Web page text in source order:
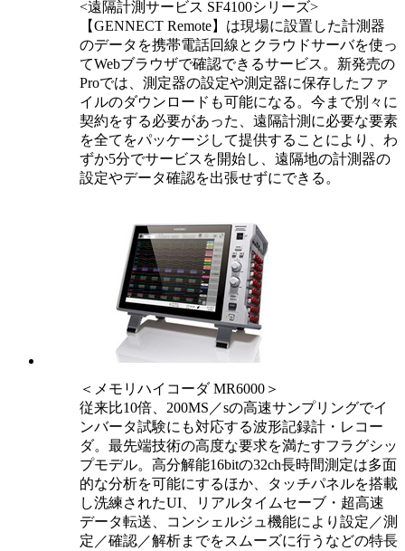
<遠隔計測サービス SF4100シリーズ>
【GENNECT Remote】は現場に設置した計測器
のデータを携帯電話回線とクラウドサーバを使っ
てWebブラウザで確認できるサービス。新発売の
Proでは、測定器の設定や測定器に保存したファ
イルのダウンロードも可能になる。今まで別々に
契約をする必要があった、遠隔計測に必要な要素
を全てをパッケージして提供することにより、わ
ずか5分でサービスを開始し、遠隔地の計測器の
設定やデータ確認を出張せずにできる。
＜メモリハイコーダ MR6000＞
従来比10倍、200MS／sの高速サンプリングでイ
ンバータ試験にも対応する波形記録計・レコー
ダ。最先端技術の高度な要求を満たすフラグシッ
プモデル。高分解能16bitの32ch長時間測定は多面
的な分析を可能にするほか、タッチパネルを搭載
し洗練されたUI、リアルタイムセーブ・超高速
データ転送、コンシェルジュ機能により設定／測
定／確認／解析までをスムーズに行うなどの特長